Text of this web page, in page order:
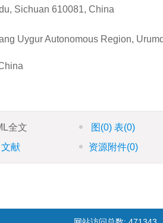
Sichuan 610081, China
Uygur Autonomous Region,
全文 图 (0) 表(0)
献 资源附件(0)